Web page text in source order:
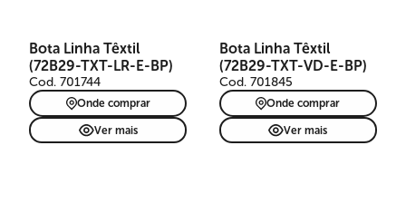
Bota Linha Têxtil
(72B29-TXT-LR-E-BP)
Cod. 701744
Onde comprar
Ver mais
Bota Linha Têxtil
(72B29-TXT-VD-E-BP)
Cod. 701845
Onde comprar
Ver mais